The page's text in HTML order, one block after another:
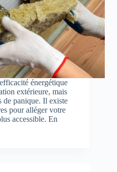
énergétique
extérieure, mais
de panique. Il existe
pour alléger votre
accessible. En